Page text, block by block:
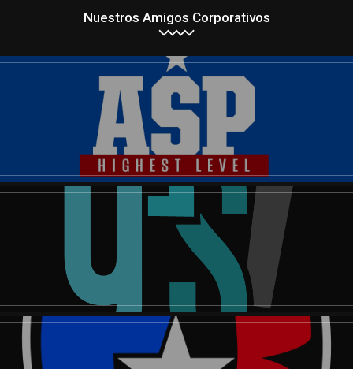
Nuestros Amigos Corporativos